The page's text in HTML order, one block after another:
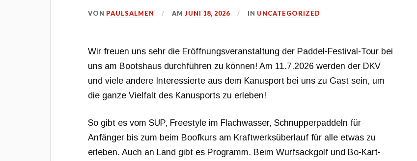
VON PAULSALMEN AMJUNI 18, 2026 IN UNCATEGORIZED
Wir freuen uns sehr die Eröffnungsveranstaltung der Paddel-Festival-Tour bei
uns am Bootshaus durchführen zu können! Am 11.7.2026 werden der DKV
und viele andere Interessierte aus dem Kanusport bei uns zu Gast sein, um
die ganze Vielfalt des Kanusports zu erleben!
So gibt es vom SUP, Freestyle im Flachwasser, Schnupperpaddeln für
Anfänger bis zum beim Boofkurs am Kraftwerksüberlauf für alle etwas zu
erleben. Auch an Land gibt es Programm. Beim Wurfsackgolf und Bo-Kart-